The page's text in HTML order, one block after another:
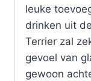
leuke
drinken uit
Terrier zal
gevoel van
gewoon